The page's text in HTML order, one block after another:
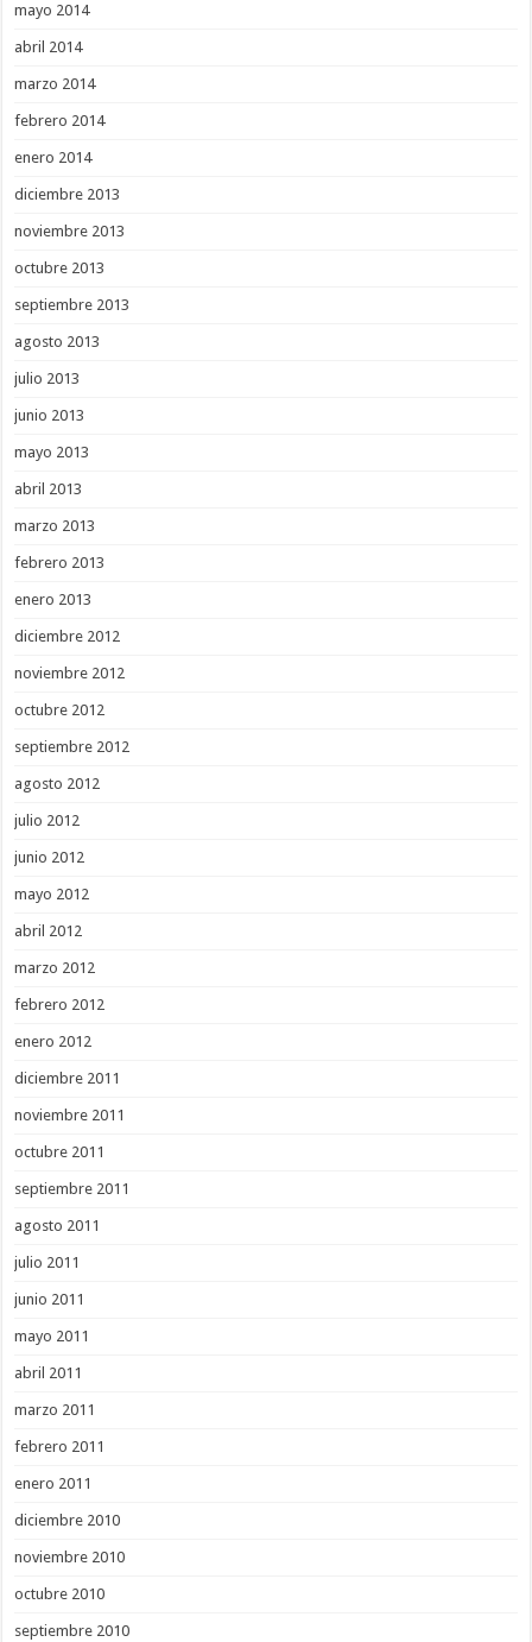
mayo 2014
abril 2014
marzo 2014
febrero 2014
enero 2014
diciembre 2013
noviembre 2013
octubre 2013
septiembre 2013
agosto 2013
julio 2013
junio 2013
mayo 2013
abril 2013
marzo 2013
febrero 2013
enero 2013
diciembre 2012
noviembre 2012
octubre 2012
septiembre 2012
agosto 2012
julio 2012
junio 2012
mayo 2012
abril 2012
marzo 2012
febrero 2012
enero 2012
diciembre 2011
noviembre 2011
octubre 2011
septiembre 2011
agosto 2011
julio 2011
junio 2011
mayo 2011
abril 2011
marzo 2011
febrero 2011
enero 2011
diciembre 2010
noviembre 2010
octubre 2010
septiembre 2010